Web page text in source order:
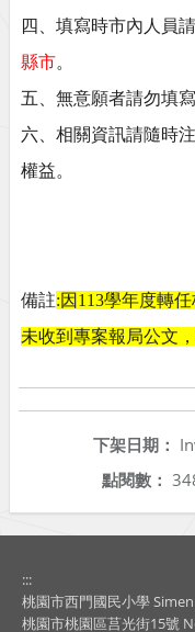
四、填寫時市內人員
縣市。
五、無意願者請勿填
六、相關資訊請隨時
權益。
備註:因 113學年度轉
未收到專案報局公文
下架日期：
點閱數：
:::
桃園市西門國民小學
桃園市桃園區莒光街15號